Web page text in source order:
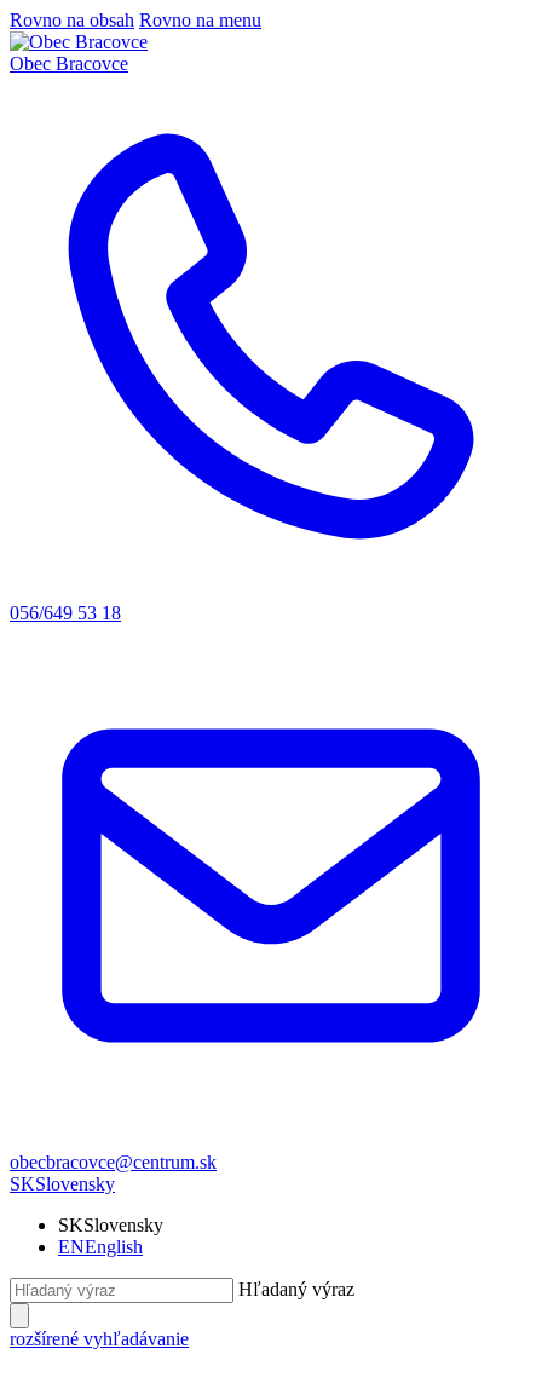
Rovno na obsah Rovno na menu
Obec Bracovce
056/649 53 18
obecbracovce@centrum.sk
SKSlovensky
SKSlovensky
ENEnglish
Hľadaný výraz
rozšírené vyhľadávanie